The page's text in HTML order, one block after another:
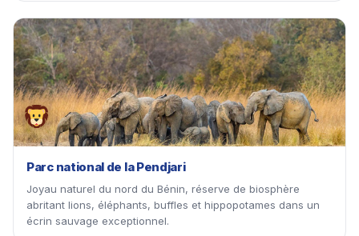
Parc national de la Pendjari
Joyau naturel du nord du Bénin, réserve de biosphère
abritant lions, éléphants, buffles et hippopotames dans un
écrin sauvage exceptionnel.